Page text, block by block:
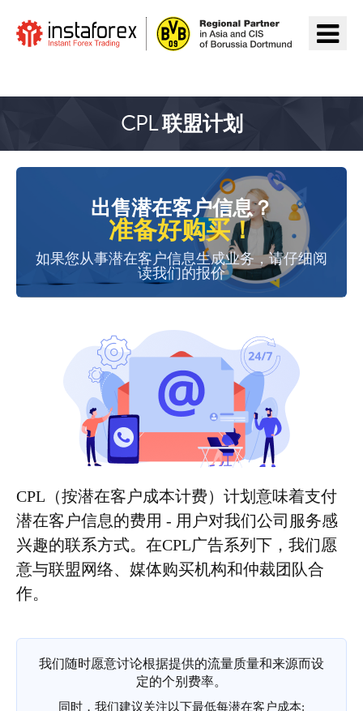
CPL 联盟计划
出售潜在客户信息？
准备好购买！
如果您从事潜在客户信息生成业务，请仔细阅
读我们的报价
CPL（按潜在客户成本计费）计划意味着支付
潜在客户信息的费用 - 用户对我们公司服务感
兴趣的联系方式。在CPL广告系列下，我们愿
意与联盟网络、媒体购买机构和仲裁团队合
作。
我们随时愿意讨论根据提供的流量质量和来源而设
定的个别费率。
同时，我们建议关注以下最低每潜在客户成本: